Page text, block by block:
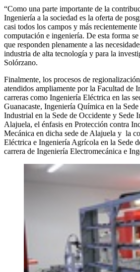
“Como una parte importante de la
Ingeniería a la sociedad es la oferta de
casi todos los campos y más recientemente
computación e ingeniería. De esta forma
que responden plenamente a las
industria de alta tecnología y para la
Solórzano.
Finalmente, los procesos de
atendidos ampliamente por la Facultad de
carreras como Ingeniería Eléctrica en las
Guanacaste, Ingeniería Química en la
Industrial en la Sede de Occidente y Sede
Alajuela, el énfasis en Protección contra
Mecánica en dicha sede de Alajuela y la
Eléctrica e Ingeniería Agrícola en la Sede
carrera de Ingeniería Electromecánica e